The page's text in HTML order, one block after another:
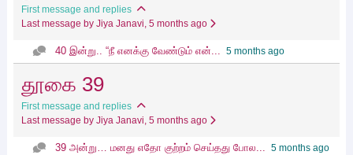
First message and replies
Last message by Jiya Janavi, 5 months ago
40 இன்று.. “நீ எனக்கு வேண்டும் என்... 5 months ago
தூகை 39
First message and replies
Last message by Jiya Janavi, 5 months ago
39 அன்று… மனது எதோ குற்றம் செய்தது போல... 5 months ago